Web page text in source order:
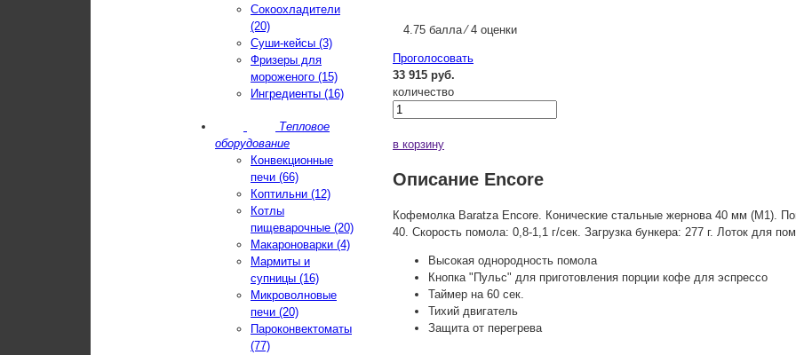
4.75 балла ⁄ 4 оценки
Проголосовать
33 915 руб.
количество
в корзину
Описание Encore
Кофемолка Baratza Encore. Конические стальные жернова 40 мм (М1).
40. Скорость помола: 0,8-1,1 г/сек. Загрузка бункера: 277 г. Лоток для
Высокая однородность помола
Кнопка "Пульс" для приготовления порции кофе для эспрессо
Таймер на 60 сек.
Тихий двигатель
Защита от перегрева
Сокоохладители
(20)
Суши-кейсы (3)
Фризеры для
мороженого (15)
Ингредиенты (16)
Тепловое
оборудование
Конвекционные
печи (66)
Коптильни (12)
Котлы
пищеварочные (20)
Макароноварки (4)
Мармиты и
супницы (16)
Микроволновые
печи (20)
Пароконвектоматы
(77)